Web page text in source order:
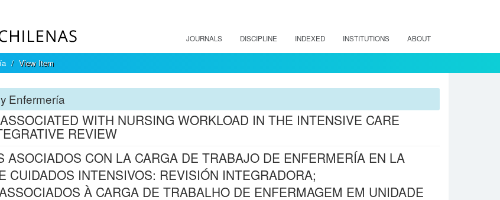
JOURNALS DISCIPLINE INDEXED INSTITUTIONS ABOUT
View Item
Enfermería
WITH NURSING WORKLOAD IN THE INTENSIVE CARE
REVIEW
ASOCIADOS CON LA CARGA DE TRABAJO DE ENFERMERÍA EN LA
CUIDADOS INTENSIVOS: REVISIÓN INTEGRADORA;
À CARGA DE TRABALHO DE ENFERMAGEM EM UNIDADE